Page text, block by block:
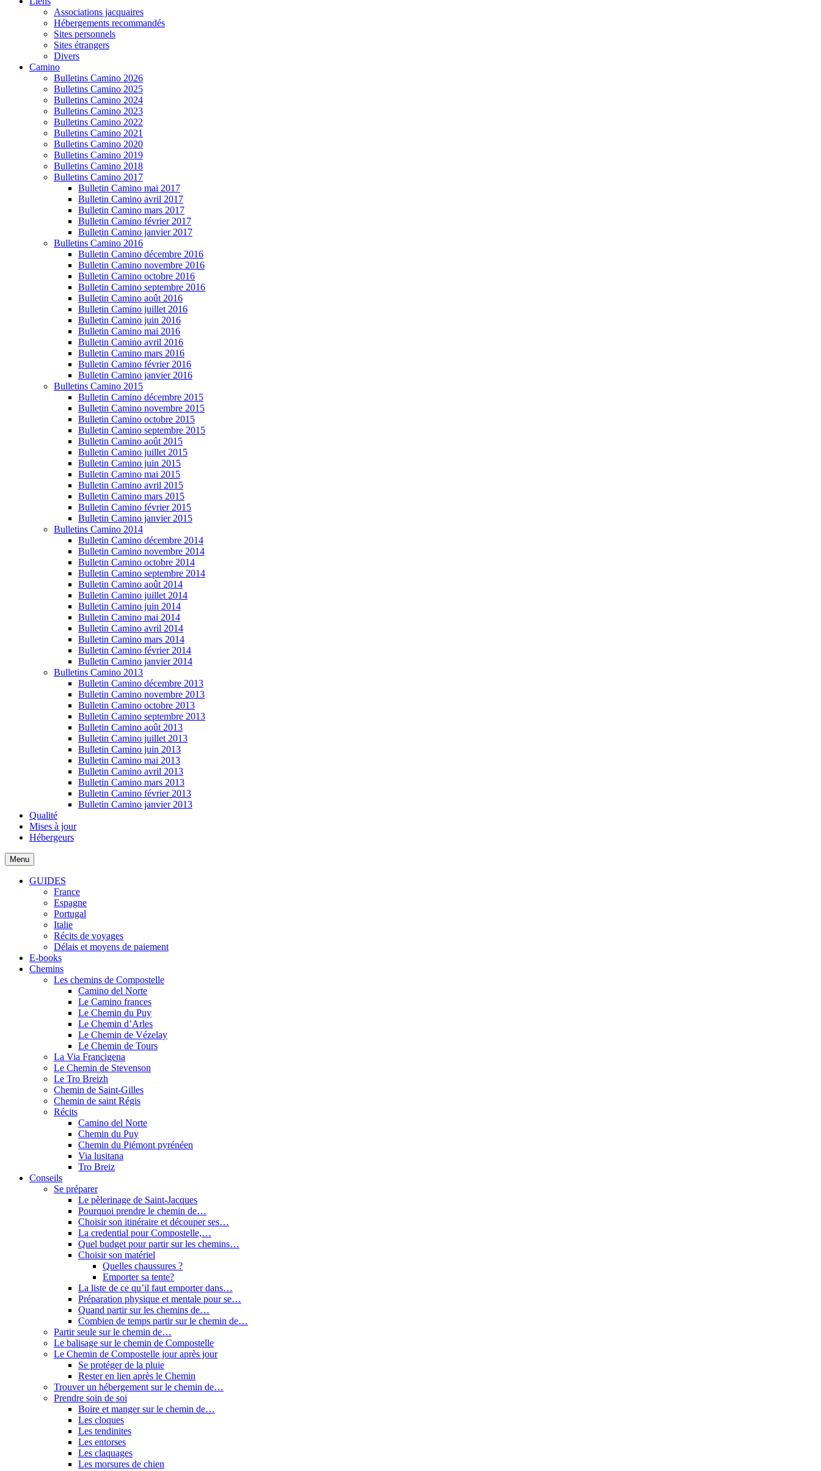
Associations jacquaires
Hébergements recommandés
Sites personnels
Sites étrangers
Divers
Camino
Bulletins Camino 2026
Bulletins Camino 2025
Bulletins Camino 2024
Bulletins Camino 2023
Bulletins Camino 2022
Bulletins Camino 2021
Bulletins Camino 2020
Bulletins Camino 2019
Bulletins Camino 2018
Bulletins Camino 2017
Bulletin Camino mai 2017
Bulletin Camino avril 2017
Bulletin Camino mars 2017
Bulletin Camino février 2017
Bulletin Camino janvier 2017
Bulletins Camino 2016
Bulletin Camino décembre 2016
Bulletin Camino novembre 2016
Bulletin Camino octobre 2016
Bulletin Camino septembre 2016
Bulletin Camino août 2016
Bulletin Camino juillet 2016
Bulletin Camino juin 2016
Bulletin Camino mai 2016
Bulletin Camino avril 2016
Bulletin Camino mars 2016
Bulletin Camino février 2016
Bulletin Camino janvier 2016
Bulletins Camino 2015
Bulletin Camino décembre 2015
Bulletin Camino novembre 2015
Bulletin Camino octobre 2015
Bulletin Camino septembre 2015
Bulletin Camino août 2015
Bulletin Camino juillet 2015
Bulletin Camino juin 2015
Bulletin Camino mai 2015
Bulletin Camino avril 2015
Bulletin Camino mars 2015
Bulletin Camino février 2015
Bulletin Camino janvier 2015
Bulletins Camino 2014
Bulletin Camino décembre 2014
Bulletin Camino novembre 2014
Bulletin Camino octobre 2014
Bulletin Camino septembre 2014
Bulletin Camino août 2014
Bulletin Camino juillet 2014
Bulletin Camino juin 2014
Bulletin Camino mai 2014
Bulletin Camino avril 2014
Bulletin Camino mars 2014
Bulletin Camino février 2014
Bulletin Camino janvier 2014
Bulletins Camino 2013
Bulletin Camino décembre 2013
Bulletin Camino novembre 2013
Bulletin Camino octobre 2013
Bulletin Camino septembre 2013
Bulletin Camino août 2013
Bulletin Camino juillet 2013
Bulletin Camino juin 2013
Bulletin Camino mai 2013
Bulletin Camino avril 2013
Bulletin Camino mars 2013
Bulletin Camino février 2013
Bulletin Camino janvier 2013
Qualité
Mises à jour
Hébergeurs
Menu
GUIDES
France
Espagne
Portugal
Italie
Récits de voyages
Délais et moyens de paiement
E-books
Chemins
Les chemins de Compostelle
Camino del Norte
Le Camino frances
Le Chemin du Puy
Le Chemin d’Arles
Le Chemin de Vézelay
Le Chemin de Tours
La Via Francigena
Le Chemin de Stevenson
Le Tro Breizh
Chemin de Saint-Gilles
Chemin de saint Régis
Récits
Camino del Norte
Chemin du Puy
Chemin du Piémont pyrénéen
Via lusitana
Tro Breiz
Conseils
Se préparer
Le pèlerinage de Saint-Jacques
Pourquoi prendre le chemin de…
Choisir son itinéraire et découper ses…
La credential pour Compostelle,…
Quel budget pour partir sur les chemins…
Choisir son matériel
Quelles chaussures ?
Emporter sa tente?
La liste de ce qu’il faut emporter dans…
Préparation physique et mentale pour se…
Quand partir sur les chemins de…
Combien de temps partir sur le chemin de…
Partir seule sur le chemin de…
Le balisage sur le chemin de Compostelle
Le Chemin de Compostelle jour après jour
Se protéger de la pluie
Rester en lien après le Chemin
Trouver un hébergement sur le chemin de…
Prendre soin de soi
Boire et manger sur le chemin de…
Les cloques
Les tendinites
Les entorses
Les claquages
Les morsures de chien